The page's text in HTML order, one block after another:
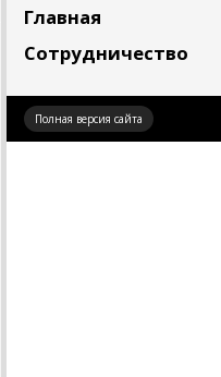
Главная
Сотрудничество
Полная версия сайта